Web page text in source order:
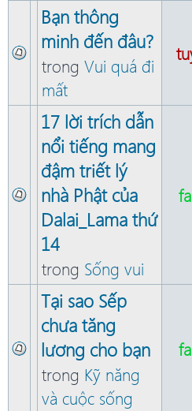
Bạn thông
minh đến đâu?
trong Vui quá đi
mất
17 lời trích dẫn
nổi tiếng mang
đậm triết lý
nhà Phật của
Dalai_Lama thứ
14
trong Sống vui
Tại sao Sếp
chưa tăng
lương cho bạn
trong Kỹ năng
và cuộc sống